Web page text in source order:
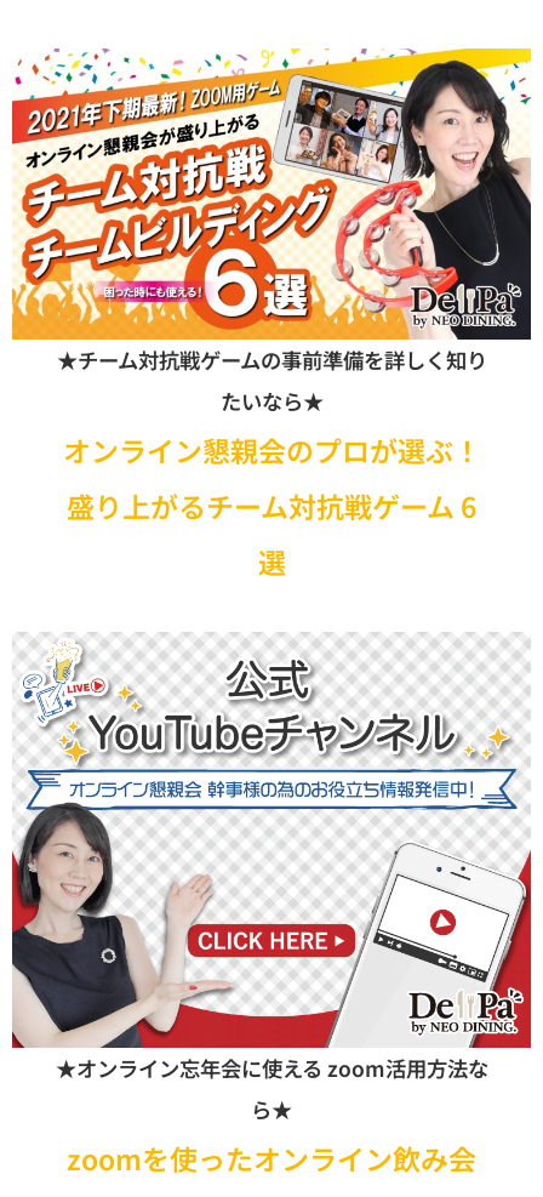
★チーム対抗戦ゲームの事前準備を詳しく知り
たいなら★
オンライン懇親会のプロが選ぶ！
盛り上がるチーム対抗戦ゲーム 6
選
★オンライン忘年会に使える zoom活用方法な
ら★
zoomを使ったオンライン飲み会